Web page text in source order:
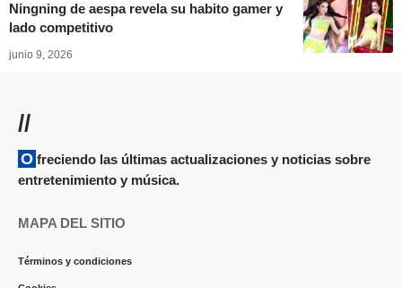
Ningning de aespa revela su habito gamer y
lado competitivo
junio 9, 2026
//
Ofreciendo las últimas actualizaciones y noticias sobre
entretenimiento y música.
MAPA DEL SITIO
Términos y condiciones